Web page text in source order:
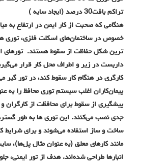
تراکم بافت30 درصد (ایجاد سایه )
هنگامی که صحبت از کار ایمن در ارتفاع به
خصوص در ساختمان‌های اسکلت فلزی، توری
ترین شکل حفاظت از سقوط هستند. تورهای
داربست در زیر و اطراف محل کار قرار
کارگری در هنگام کار سقوط کند، در تور گیر
پیمان‌کاران اغلب سیستم توری محافظ را به
پیشگیری از سقوط برای محافظت از کارگران
جدی نصب می‌کنند. این توری ها به طور
ساخت و ساز استفاده می‌شوند و برای شرایط
مانند کارهای معلق (به عنوان مثال پل‌ها)،
انبارها طراحی شده‌اند. هدف از تور ایمنی،